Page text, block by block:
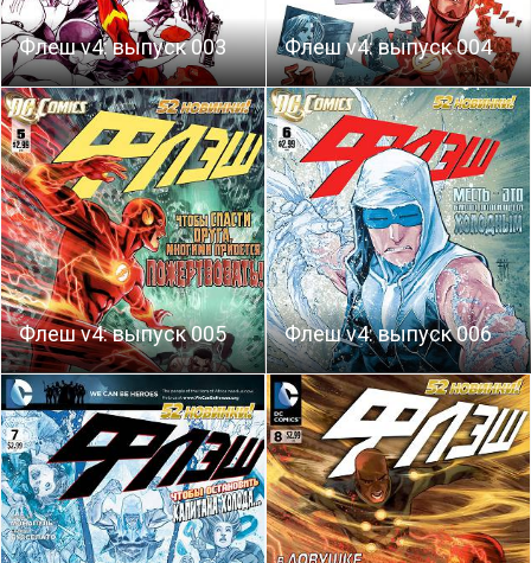
Флеш v4: выпуск 003 Флеш v4: выпуск 004
Флеш v4: выпуск 005 Флеш v4: выпуск 006